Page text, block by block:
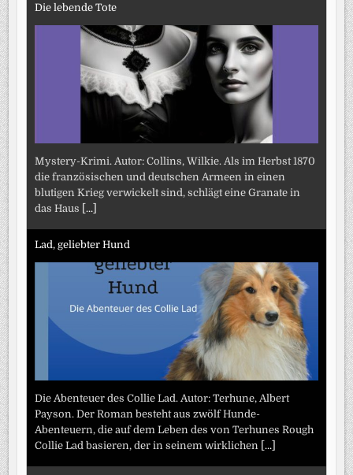
Die lebende Tote
Mystery-Krimi. Autor: Collins, Wilkie. Als im Herbst 1870
die französischen und deutschen Armeen in einen
blutigen Krieg verwickelt sind, schlägt eine Granate in
das Haus
[...]
Lad, geliebter Hund
Die Abenteuer des Collie Lad. Autor: Terhune, Albert
Payson. Der Roman besteht aus zwölf Hunde-
Abenteuern, die auf dem Leben des von Terhunes Rough
Collie Lad basieren, der in seinem wirklichen
[...]